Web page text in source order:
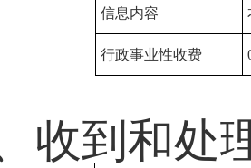
信息内容
行政事业性收费
收到和处